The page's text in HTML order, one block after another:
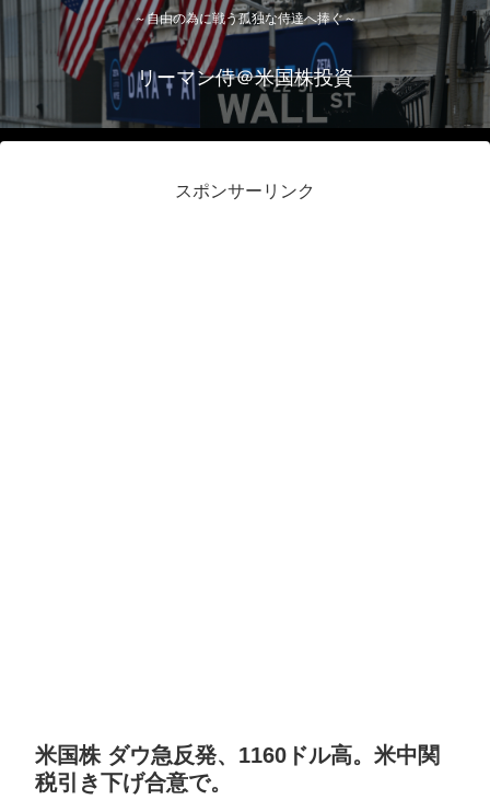
～自由の為に戦う孤独な侍達へ捧ぐ～
リーマン侍＠米国株投資
スポンサーリンク
米国株 ダウ急反発、1160ドル高。米中関
税引き下げ合意で。